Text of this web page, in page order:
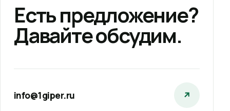
Есть предложение?
Давайте обсудим.
info@1giper.ru ↗